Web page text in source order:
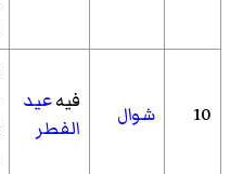
10 شوال فيهعيد
الفطر